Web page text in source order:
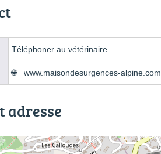
Téléphoner au vétérinaire
www.maisondesurgences-alpine.com
adresse